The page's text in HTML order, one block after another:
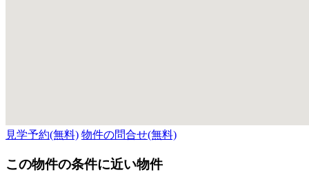
見学予約(無料) 物件の問合せ(無料)
この物件の条件に近い物件